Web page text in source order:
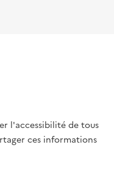
l'accessibilité de tous
ces informations